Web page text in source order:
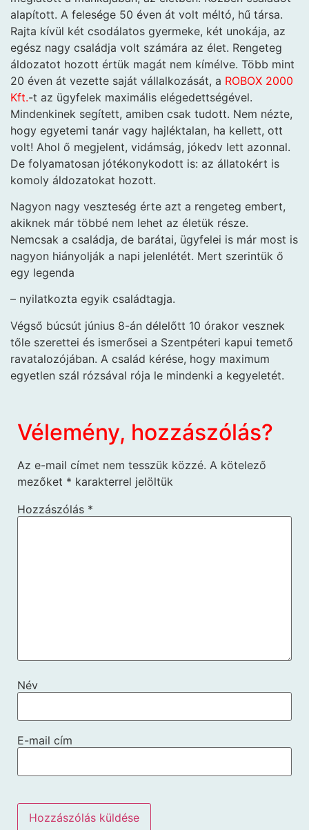
alapított. A felesége 50 éven át volt méltó, hű társa.
Rajta kívül két csodálatos gyermeke, két unokája, az
egész nagy családja volt számára az élet. Rengeteg
áldozatot hozott értük magát nem kímélve. Több mint
20 éven át vezette saját vállalkozását, a ROBOX 2000
Kft.-t az ügyfelek maximális elégedettségével.
Mindenkinek segített, amiben csak tudott. Nem nézte,
hogy egyetemi tanár vagy hajléktalan, ha kellett, ott
volt! Ahol ő megjelent, vidámság, jókedv lett azonnal.
De folyamatosan jótékonykodott is: az állatokért is
komoly áldozatokat hozott.
Nagyon nagy veszteség érte azt a rengeteg embert,
akiknek már többé nem lehet az életük része.
Nemcsak a családja, de barátai, ügyfelei is már most is
nagyon hiányolják a napi jelenlétét. Mert szerintük ő
egy legenda
– nyilatkozta egyik családtagja.
Végső búcsút június 8-án délelőtt 10 órakor vesznek
tőle szerettei és ismerősei a Szentpéteri kapui temető
ravatalozójában. A család kérése, hogy maximum
egyetlen szál rózsával rója le mindenki a kegyeletét.
Vélemény, hozzászólás?
Az e-mail címet nem tesszük közzé. A kötelező
mezőket * karakterrel jelöltük
Hozzászólás *
Név
E-mail cím